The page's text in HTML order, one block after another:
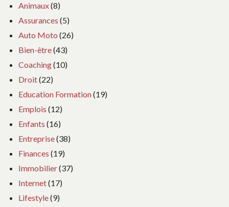
Animaux(8)
Assurances (5)
Auto Moto (26)
Bien-être(43)
Coaching(10)
Droit(22)
Education Formation(19)
Emplois (12)
Enfants (16)
Entreprise(38)
Finances (19)
Immobilier(37)
Internet(17)
Lifestyle(9)